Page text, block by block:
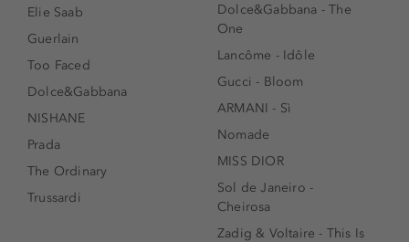
Elie Saab
Guerlain
Too Faced
Dolce&Gabbana
NISHANE
Prada
The Ordinary
Trussardi
Dolce&Gabbana - The
One
Lancôme - Idôle
Gucci - Bloom
ARMANI - Sì
Nomade
MISS DIOR
Sol de Janeiro -
Cheirosa
Zadig & Voltaire - This Is